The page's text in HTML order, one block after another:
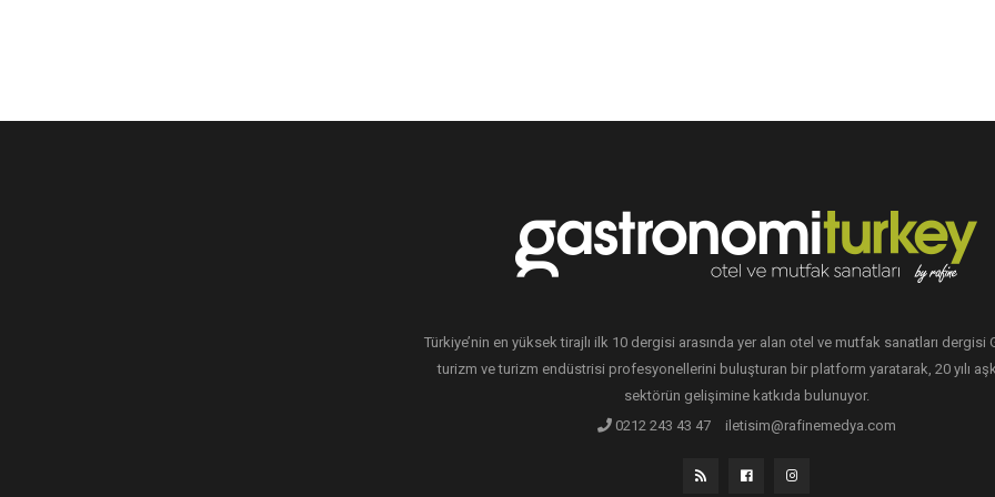
Türkiye’nin en yüksek tirajlı ilk 10 dergisi arasında yer alan otel ve mutfak sanatları dergisi
turizm ve turizm endüstrisi profesyonellerini buluşturan bir platform yaratarak, 20 yılı
sektörün gelişimine katkıda bulunuyor.
0212 243 43 47
iletisim@rafinemedya.com